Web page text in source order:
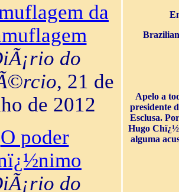
da
do
, 21 de
de 2012
O poder
do
Apelo a
presidente
Esclusa.
Hugo
alguma